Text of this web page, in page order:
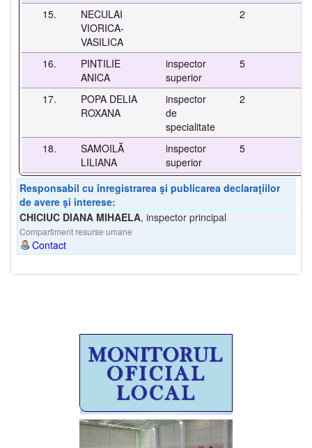
15.
NECULAI
VIORICA-
VASILICA
2
16.
PINTILIE
ANICA
inspector
superior
5
17.
POPA DELIA
ROXANA
inspector
de
specialitate
2
18.
SAMOILĂ
LILIANA
inspector
superior
5
Responsabil cu înregistrarea şi publicarea declaraţiilor
de avere şi interese:
CHICIUC DIANA MIHAELA, inspector principal
Compartiment resurse umane
Contact